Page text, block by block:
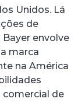
Unidos. Lá
de
Bayer envolve
marca
na América
de